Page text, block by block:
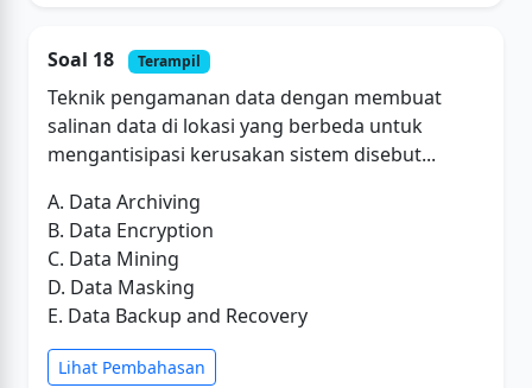
Soal 18 Terampil
Teknik pengamanan data dengan membuat
salinan data di lokasi yang berbeda untuk
mengantisipasi kerusakan sistem disebut...
A. Data Archiving
B. Data Encryption
C. Data Mining
D. Data Masking
E. Data Backup and Recovery
Lihat Pembahasan